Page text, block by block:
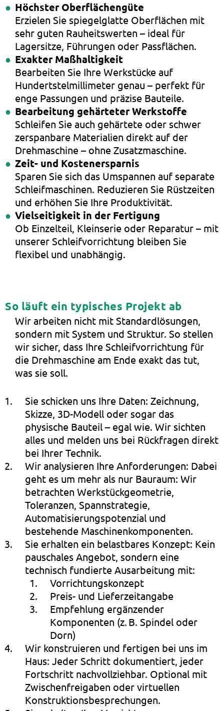
Höchster Oberflächengüte
Erzielen Sie spiegelglatte Oberflächen mit
sehr guten Rauheitswerten – ideal für
Lagersitze, Führungen oder Passflächen.
Exakter Maßhaltigkeit
Bearbeiten Sie Ihre Werkstücke auf
Hundertstelmillimeter genau – perfekt für
enge Passungen und präzise Bauteile.
Bearbeitung gehärteter Werkstoffe
Schleifen Sie auch gehärtete oder schwer
zerspanbare Materialien direkt auf der
Drehmaschine – ohne Zusatzmaschine.
Zeit- und Kostenersparnis
Sparen Sie sich das Umspannen auf separate
Schleifmaschinen. Reduzieren Sie Rüstzeiten
und erhöhen Sie Ihre Produktivität.
Vielseitigkeit in der Fertigung
Ob Einzelteil, Kleinserie oder Reparatur – mit
unserer Schleifvorrichtung bleiben Sie
flexibel und unabhängig.
So läuft ein typisches Projekt ab
Wir arbeiten nicht mit Standardlösungen,
sondern mit System und Struktur. So stellen
wir sicher, dass Ihre Schleifvorrichtung für
die Drehmaschine am Ende exakt das tut,
was sie soll.
Sie schicken uns Ihre Daten: Zeichnung,
Skizze, 3D-Modell oder sogar das
physische Bauteil – egal wie. Wir sichten
alles und melden uns bei Rückfragen direkt
bei Ihrer Technik.
Wir analysieren Ihre Anforderungen: Dabei
geht es um mehr als nur Bauraum: Wir
betrachten Werkstückgeometrie,
Toleranzen, Spannstrategie,
Automatisierungspotenzial und
bestehende Maschinenkomponenten.
Sie erhalten ein belastbares Konzept: Kein
pauschales Angebot, sondern eine
technisch fundierte Ausarbeitung mit:
Vorrichtungskonzept
Preis- und Lieferzeitangabe
Empfehlung ergänzender
Komponenten (z. B. Spindel oder
Dorn)
Wir konstruieren und fertigen bei uns im
Haus: Jeder Schritt dokumentiert, jeder
Fortschritt nachvollziehbar. Optional mit
Zwischenfreigaben oder virtuellen
Konstruktionsbesprechungen.